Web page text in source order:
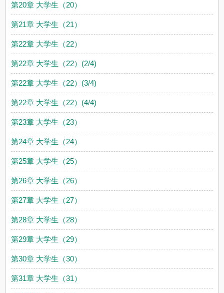
第20章 大学生（20）
第21章 大学生（21）
第22章 大学生（22）
第22章 大学生（22）(2/4)
第22章 大学生（22）(3/4)
第22章 大学生（22）(4/4)
第23章 大学生（23）
第24章 大学生（24）
第25章 大学生（25）
第26章 大学生（26）
第27章 大学生（27）
第28章 大学生（28）
第29章 大学生（29）
第30章 大学生（30）
第31章 大学生（31）